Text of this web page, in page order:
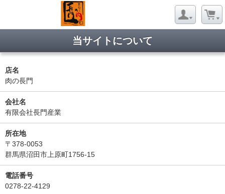
当サイトについて
店名
肉の長門
会社名
有限会社長門産業
所在地
〒378-0053
群馬県沼田市上原町1756-15
電話番号
0278-22-4129